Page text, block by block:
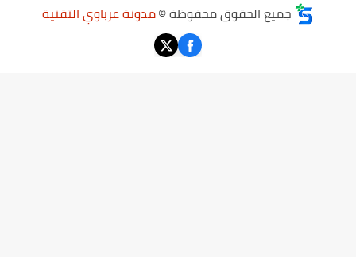
جميع الحقوق محفوظة ©مدونة عرباوي التقنية